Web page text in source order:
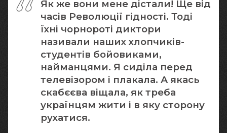
Як же вони мене дістали! Ще від
часів Революції гідності. Тоді
їхні чорнороті диктори
називали наших хлопчиків-
студентів бойовиками,
найманцями. Я сиділа перед
телевізором і плакала. А якась
скабєєва віщала, як треба
українцям жити і в яку сторону
рухатися.